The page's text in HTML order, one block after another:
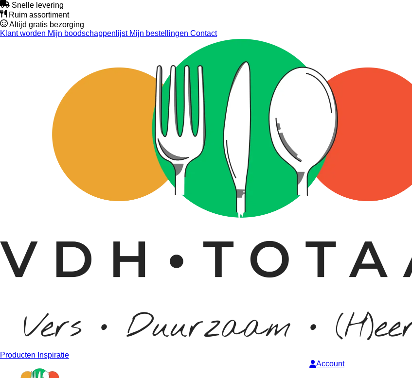
Snelle levering
Ruim assortiment
Altijd gratis bezorging
Klant worden Mijn boodschappenlijstMijn bestellingen Contact
Producten Inspiratie
Account